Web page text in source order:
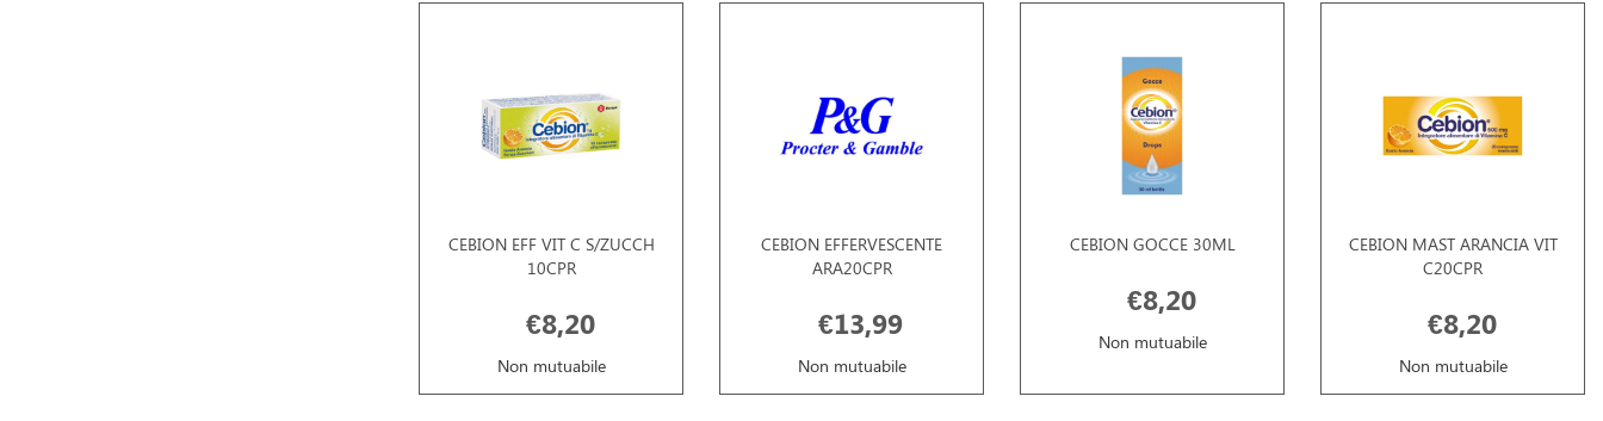
CEBION EFF VIT C S/ZUCCH
10CPR
€8,20
Non mutuabile
CEBION EFFERVESCENTE
ARA20CPR
€13,99
Non mutuabile
CEBION GOCCE 30ML
€8,20
Non mutuabile
CEBION MAST ARANCIA VIT
C20CPR
€8,20
Non mutuabile